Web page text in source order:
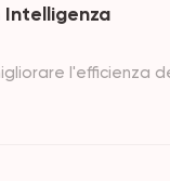
l'efficienza
con questo